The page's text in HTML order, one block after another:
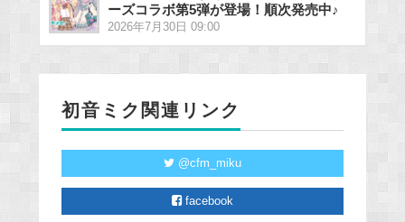
ーズコラボ第5弾が登場！順次発売中♪
2026年7月30日 09:00
初音ミク関連リンク
@cfm_miku
facebook